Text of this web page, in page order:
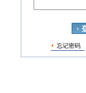
忘记密码